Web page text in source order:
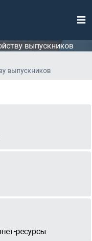
выпускников
выпускников
ресурсы